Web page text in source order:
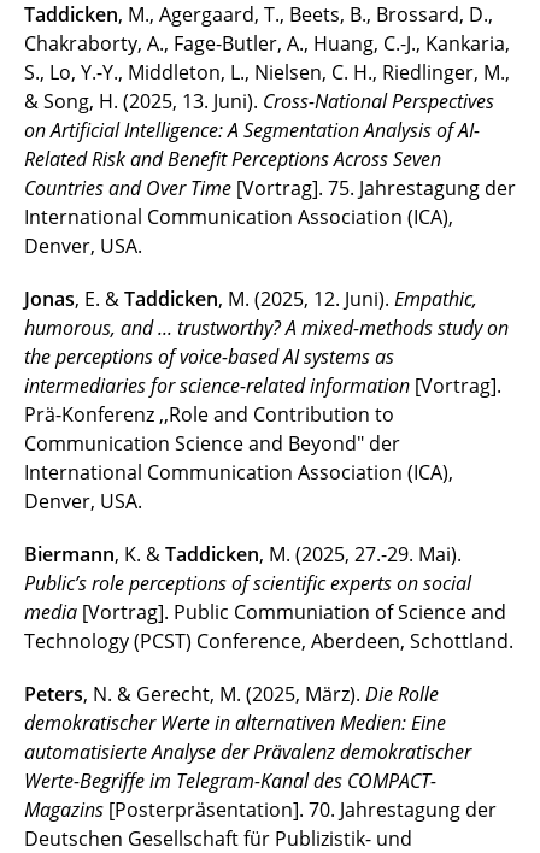
Taddicken, M., Agergaard, T., Beets, B., Brossard, D.,
Chakraborty, A., Fage-Butler, A., Huang, C.-J., Kankaria,
S., Lo, Y.-Y., Middleton, L., Nielsen, C. H., Riedlinger, M.,
& Song, H. (2025, 13. Juni). Cross-National Perspectives
on Artificial Intelligence: A Segmentation Analysis of AI-
Related Risk and Benefit Perceptions Across Seven
Countries and Over Time [Vortrag]. 75. Jahrestagung der
International Communication Association (ICA),
Denver, USA.
Jonas, E. &Taddicken, M. (2025, 12. Juni). Empathic,
humorous, and ... trustworthy? A mixed-methods study on
the perceptions of voice-based AI systems as
intermediaries for science-related information [Vortrag].
Prä-Konferenz ,,Role and Contribution to
Communication Science and Beyond" der
International Communication Association (ICA),
Denver, USA.
Biermann, K. &Taddicken, M. (2025, 27.-29. Mai).
Public’s role perceptions of scientific experts on social
media [Vortrag]. Public Communiation of Science and
Technology (PCST) Conference, Aberdeen, Schottland.
Peters, N. & Gerecht, M. (2025, März). Die Rolle
demokratischer Werte in alternativen Medien: Eine
automatisierte Analyse der Prävalenz demokratischer
Werte-Begriffe im Telegram-Kanal des COMPACT-
Magazins [Posterpräsentation]. 70. Jahrestagung der
Deutschen Gesellschaft für Publizistik- und